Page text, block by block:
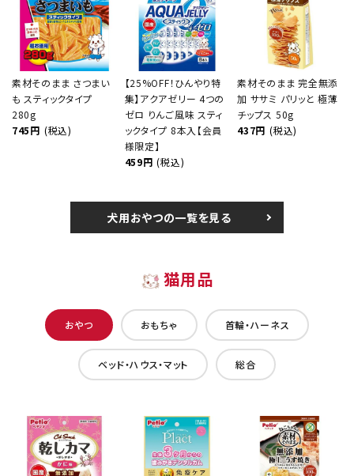
素材そのまま さつまい
も スティックタイプ
280g
745円 (税込)
【25%OFF！ひんやり特
集】アクアゼリー 4つの
ゼロ りんご風味 スティ
ックタイプ 8本入【会員
様限定】
459円 (税込)
素材そのまま 完全無添
加 ササミ パリッと 極薄
チップス 50g
437円 (税込)
犬用おやつの一覧を見る
猫用品
おやつ おもちゃ 首輪・ハーネス
ベッド・ハウス・マット 総合